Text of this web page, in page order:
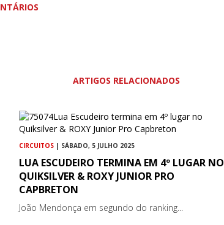
ARTIGOS RELACIONADOS
CIRCUITOS | SÁBADO, 5 JULHO 2025
LUA ESCUDEIRO TERMINA EM 4º LUGAR NO
QUIKSILVER & ROXY JUNIOR PRO
CAPBRETON
João Mendonça em segundo do ranking...